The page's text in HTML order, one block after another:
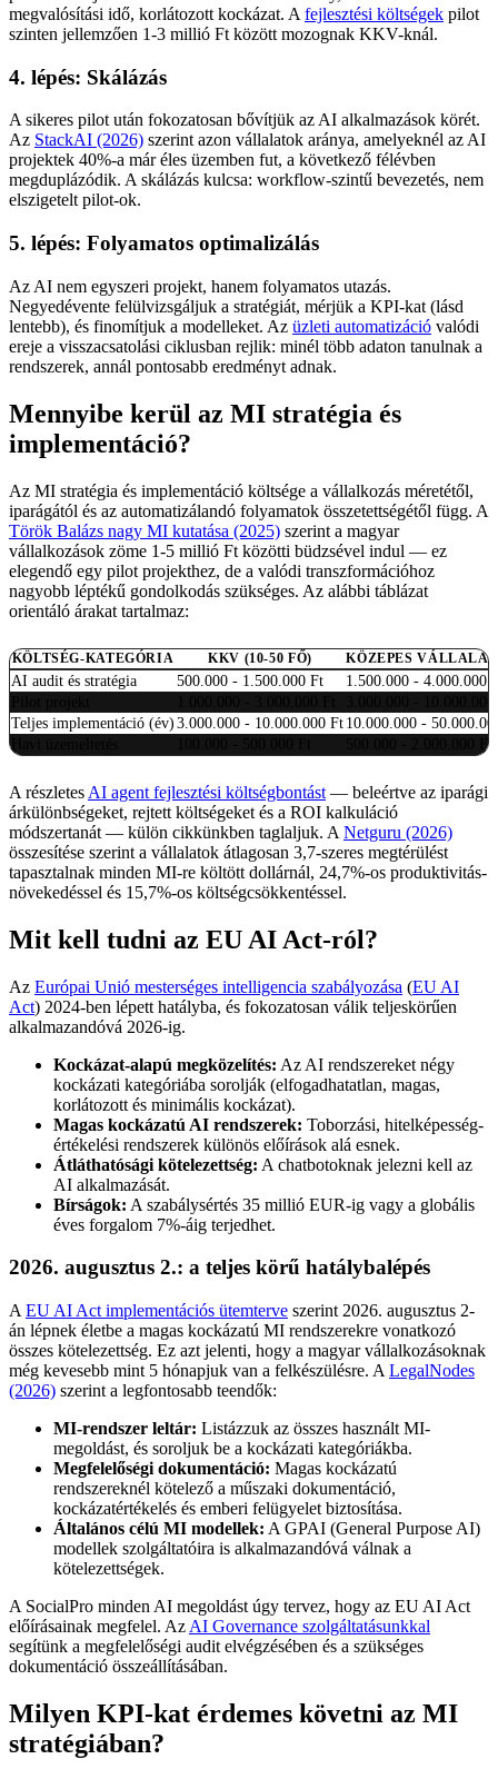
megvalósítási idő, korlátozott kockázat. A fejlesztési költségek pilot
szinten jellemzően 1-3 millió Ft között mozognak KKV-knál.
4. lépés: Skálázás
A sikeres pilot után fokozatosan bővítjük az AI alkalmazások körét.
Az StackAI (2026) szerint azon vállalatok aránya, amelyeknél az AI
projektek 40%-a már éles üzemben fut, a következő félévben
megduplázódik. A skálázás kulcsa: workflow-szintű bevezetés, nem
elszigetelt pilot-ok.
5. lépés: Folyamatos optimalizálás
Az AI nem egyszeri projekt, hanem folyamatos utazás.
Negyedévente felülvizsgáljuk a stratégiát, mérjük a KPI-kat (lásd
lentebb), és finomítjuk a modelleket. Az üzleti automatizáció valódi
ereje a visszacsatolási ciklusban rejlik: minél több adaton tanulnak a
rendszerek, annál pontosabb eredményt adnak.
Mennyibe kerül az MI stratégia és
implementáció?
Az MI stratégia és implementáció költsége a vállalkozás méretétől,
iparágától és az automatizálandó folyamatok összetettségétől függ. A
Török Balázs nagy MI kutatása (2025) szerint a magyar
vállalkozások zöme 1-5 millió Ft közötti büdzsével indul — ez
elegendő egy pilot projekthez, de a valódi transzformációhoz
nagyobb léptékű gondolkodás szükséges. Az alábbi táblázat
orientáló árakat tartalmaz:
KÖLTSÉG-KATEGÓRIA KKV (10-50 FŐ) KÖZEPES VÁLLALAT
AI audit és stratégia 500.000 - 1.500.000 Ft
1.500.000 - 4.000.000
Teljes implementáció (év)3.000.000 - 10.000.000 Ft10.000.000 -
500.000 - 2.000.000 Ft
A részletes AI agent fejlesztési költségbontást — beleértve az iparági
árkülönbségeket, rejtett költségeket és a ROI kalkuláció
módszertanát — külön cikkünkben taglaljuk. A Netguru (2026)
összesítése szerint a vállalatok átlagosan 3,7-szeres megtérülést
tapasztalnak minden MI-re költött dollárnál, 24,7%-os produktivitás-
növekedéssel és 15,7%-os költségcsökkentéssel.
Mit kell tudni az EU AI Act-ról?
Az Európai Unió mesterséges intelligencia szabályozása (EU AI
Act) 2024-ben lépett hatályba, és fokozatosan válik teljeskörűen
alkalmazandóvá 2026-ig.
Kockázat-alapú megközelítés: Az AI rendszereket négy
kockázati kategóriába sorolják (elfogadhatatlan, magas,
korlátozott és minimális kockázat).
Magas kockázatú AI rendszerek: Toborzási, hitelképesség-
értékelési rendszerek különös előírások alá esnek.
Átláthatósági kötelezettség: A chatbotoknak jelezni kell az
AI alkalmazását.
Bírságok: A szabálysértés 35 millió EUR-ig vagy a globális
éves forgalom 7%-áig terjedhet.
2026. augusztus 2.: a teljes körű hatálybalépés
A EU AI Act implementációs ütemterve szerint 2026. augusztus 2-
án lépnek életbe a magas kockázatú MI rendszerekre vonatkozó
összes kötelezettség. Ez azt jelenti, hogy a magyar vállalkozásoknak
még kevesebb mint 5 hónapjuk van a felkészülésre. A LegalNodes
(2026) szerint a legfontosabb teendők:
MI-rendszer leltár: Listázzuk az összes használt MI-
megoldást, és soroljuk be a kockázati kategóriákba.
Megfelelőségi dokumentáció: Magas kockázatú
rendszereknél kötelező a műszaki dokumentáció,
kockázatértékelés és emberi felügyelet biztosítása.
Általános célú MI modellek: A GPAI (General Purpose AI)
modellek szolgáltatóira is alkalmazandóvá válnak a
kötelezettségek.
A SocialPro minden AI megoldást úgy tervez, hogy az EU AI Act
előírásainak megfelel. Az AI Governance szolgáltatásunkkal
segítünk a megfelelőségi audit elvégzésében és a szükséges
dokumentáció összeállításában.
Milyen KPI-kat érdemes követni az MI
stratégiában?